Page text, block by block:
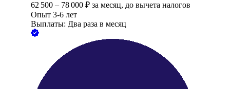
62 500 – 78 000 ₽ за месяц, до вычета налогов
Опыт 3-6 лет
Выплаты: Два раза в месяц